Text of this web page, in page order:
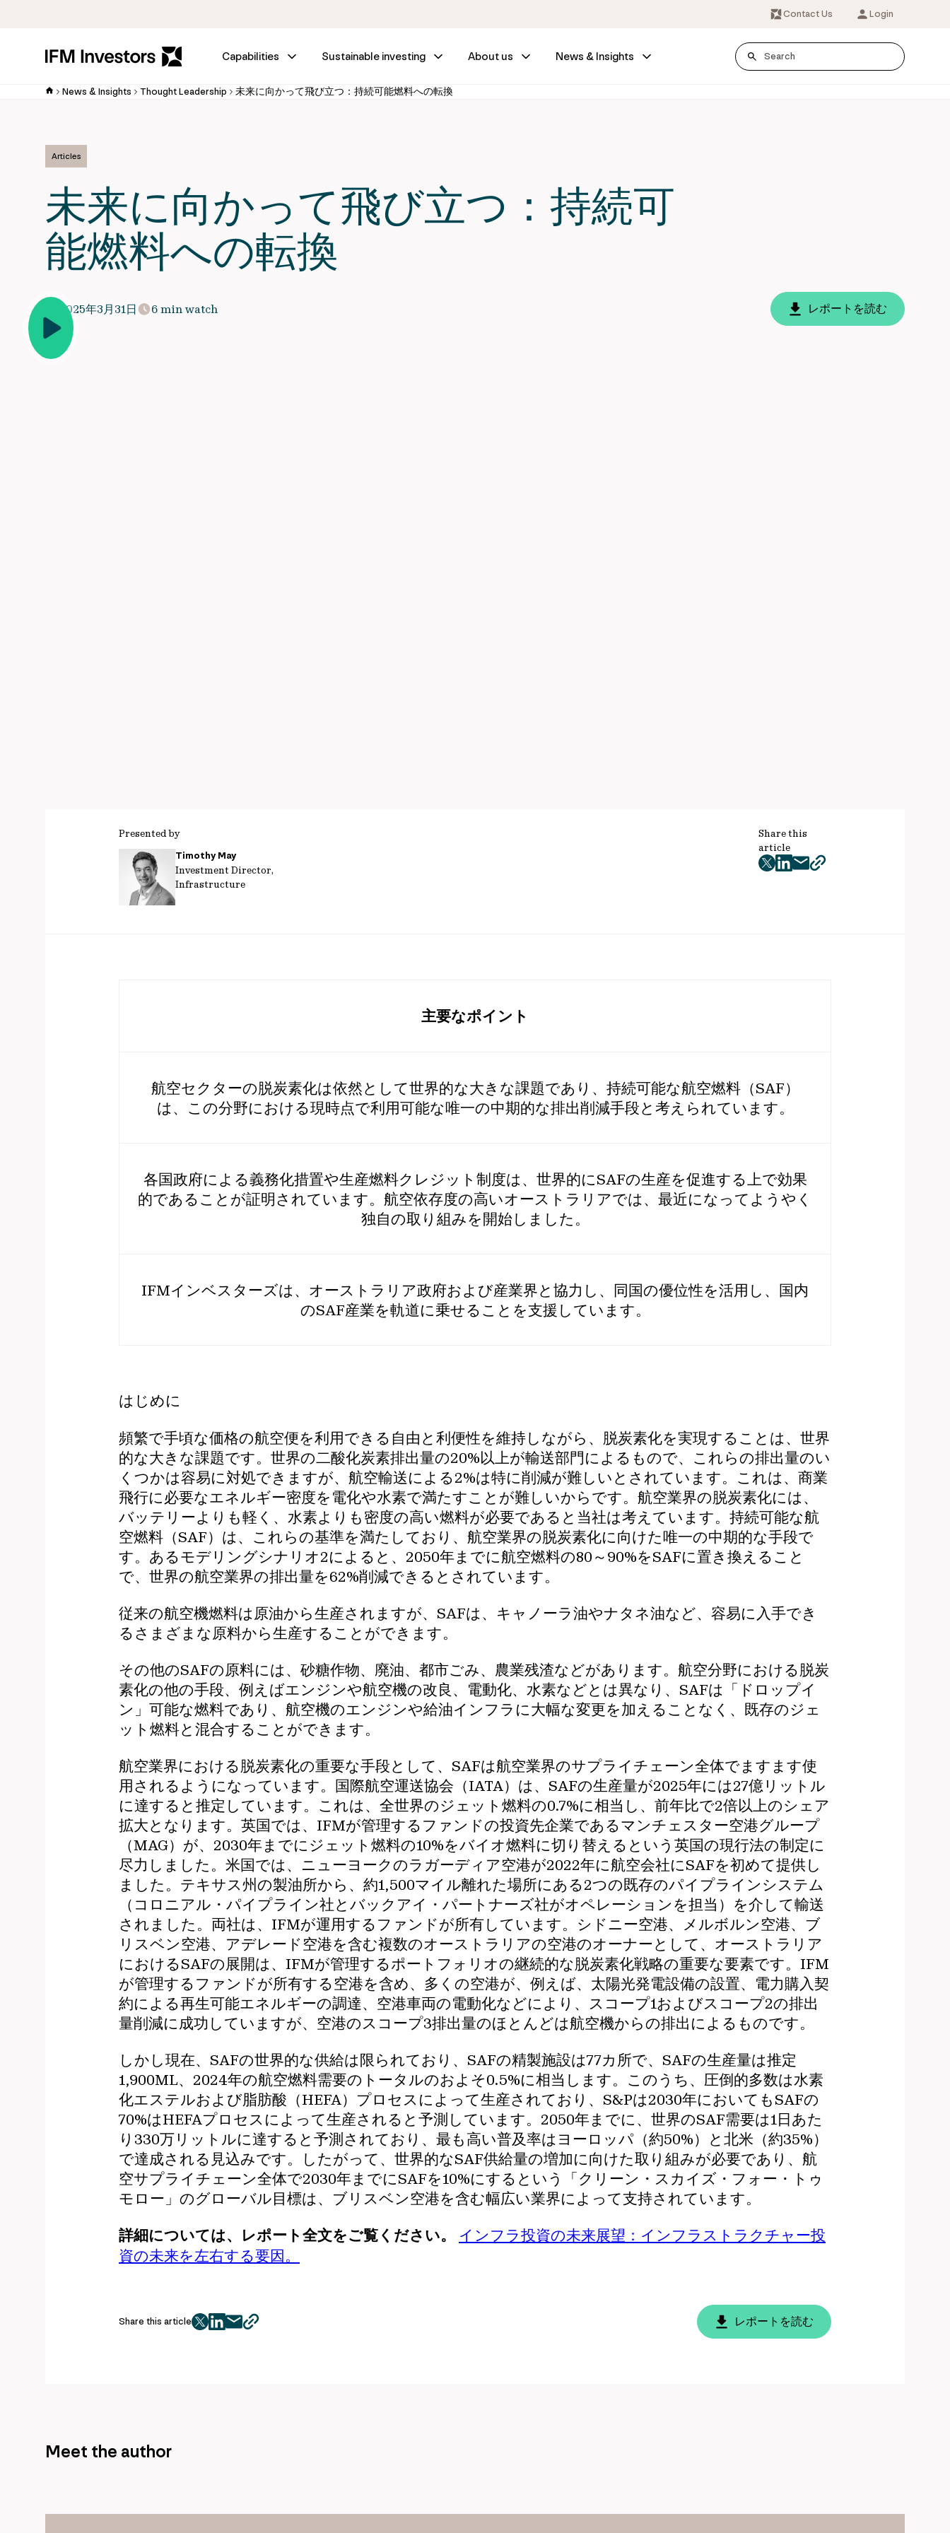
Contact Us Login
Capabilities Sustainable investing About us News & Insights
News & Insights Thought Leadership 未来に向かって飛び立つ：持続可能燃料への転換
Articles
未来に向かって飛び立つ：持続可
能燃料への転換
2025年3月31日 6 min watch レポートを読む
Presented by
Timothy May
Investment Director,
Infrastructure
Share this
article
twitter
facebook
mailcopy
主要なポイント
航空セクターの脱炭素化は依然として世界的な大きな課題であり、持続可能な航空燃料（SAF）
は、この分野における現時点で利用可能な唯一の中期的な排出削減手段と考えられています。
各国政府による義務化措置や生産燃料クレジット制度は、世界的にSAFの生産を促進する上で効果
的であることが証明されています。航空依存度の高いオーストラリアでは、最近になってようやく
独自の取り組みを開始しました。
IFMインベスターズは、オーストラリア政府および産業界と協力し、同国の優位性を活用し、国内
のSAF産業を軌道に乗せることを支援しています。
はじめに
頻繁で手頃な価格の航空便を利用できる自由と利便性を維持しながら、脱炭素化を実現することは、世界
的な大きな課題です。世界の二酸化炭素排出量の20%以上が輸送部門によるもので、これらの排出量のい
くつかは容易に対処できますが、航空輸送による2%は特に削減が難しいとされています。これは、商業
飛行に必要なエネルギー密度を電化や水素で満たすことが難しいからです。航空業界の脱炭素化には、
バッテリーよりも軽く、水素よりも密度の高い燃料が必要であると当社は考えています。持続可能な航
空燃料（SAF）は、これらの基準を満たしており、航空業界の脱炭素化に向けた唯一の中期的な手段で
す。あるモデリングシナリオ2によると、2050年までに航空燃料の80～90%をSAFに置き換えること
で、世界の航空業界の排出量を62%削減できるとされています。
従来の航空機燃料は原油から生産されますが、SAFは、キャノーラ油やナタネ油など、容易に入手でき
るさまざまな原料から生産することができます。
その他のSAFの原料には、砂糖作物、廃油、都市ごみ、農業残渣などがあります。航空分野における脱炭
素化の他の手段、例えばエンジンや航空機の改良、電動化、水素などとは異なり、SAFは「ドロップイ
ン」可能な燃料であり、航空機のエンジンや給油インフラに大幅な変更を加えることなく、既存のジェ
ット燃料と混合することができます。
航空業界における脱炭素化の重要な手段として、SAFは航空業界のサプライチェーン全体でますます使
用されるようになっています。国際航空運送協会（IATA）は、SAFの生産量が2025年には27億リットル
に達すると推定しています。これは、全世界のジェット燃料の0.7%に相当し、前年比で2倍以上のシェア
拡大となります。英国では、IFMが管理するファンドの投資先企業であるマンチェスター空港グループ
（MAG）が、2030年までにジェット燃料の10%をバイオ燃料に切り替えるという英国の現行法の制定に
尽力しました。米国では、ニューヨークのラガーディア空港が2022年に航空会社にSAFを初めて提供し
ました。テキサス州の製油所から、約1,500マイル離れた場所にある2つの既存のパイプラインシステム
（コロニアル・パイプライン社とバックアイ・パートナーズ社がオペレーションを担当）を介して輸送
されました。両社は、IFMが運用するファンドが所有しています。シドニー空港、メルボルン空港、ブ
リスベン空港、アデレード空港を含む複数のオーストラリアの空港のオーナーとして、オーストラリア
におけるSAFの展開は、IFMが管理するポートフォリオの継続的な脱炭素化戦略の重要な要素です。IFM
が管理するファンドが所有する空港を含め、多くの空港が、例えば、太陽光発電設備の設置、電力購入契
約による再生可能エネルギーの調達、空港車両の電動化などにより、スコープ1およびスコープ2の排出
量削減に成功していますが、空港のスコープ3排出量のほとんどは航空機からの排出によるものです。
しかし現在、SAFの世界的な供給は限られており、SAFの精製施設は77カ所で、SAFの生産量は推定
1,900ML、2024年の航空燃料需要のトータルのおよそ0.5%に相当します。このうち、圧倒的多数は水素
化エステルおよび脂肪酸（HEFA）プロセスによって生産されており、S&Pは2030年においてもSAFの
70%はHEFAプロセスによって生産されると予測しています。2050年までに、世界のSAF需要は1日あた
り330万リットルに達すると予測されており、最も高い普及率はヨーロッパ（約50%）と北米（約35%）
で達成される見込みです。したがって、世界的なSAF供給量の増加に向けた取り組みが必要であり、航
空サプライチェーン全体で2030年までにSAFを10%にするという「クリーン・スカイズ・フォー・トゥ
モロー」のグローバル目標は、ブリスベン空港を含む幅広い業界によって支持されています。
詳細については、レポート全文をご覧ください。
インフラ投資の未来展望：インフラストラクチャー投
資の未来を左右する要因。
Share this article
twitter
facebook
mailcopy
レポートを読む
Meet the author